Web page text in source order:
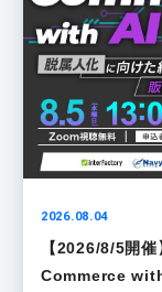
2026.08.04
【2026/8/5開
Commerce